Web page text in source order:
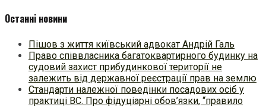
Останні новини
Пішов з життя київський адвокат Андрій Галь
Право співвласника багатоквартирного будинку на
судовий захист прибудинкової території не
залежить від державної реєстрації прав на землю
Стандарти належної поведінки посадових осіб у
практиці ВC. Про фідуціарні обов’язки, “правило